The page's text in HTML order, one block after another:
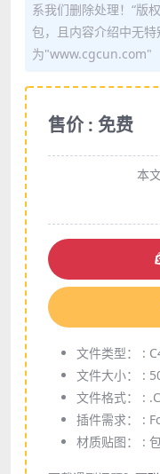
系我们删除处理！“版
包，且内容介绍中无
为"www.cgcun.com"
售价 : 免费
本
文件类型： :
文件大小： :
文件格式： :
插件需求： :
材质贴图： :